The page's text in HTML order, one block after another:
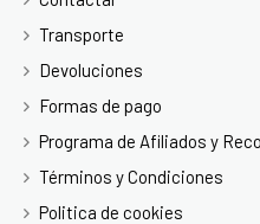
Transporte
Devoluciones
Formas de pago
Programa de Afiliados y
Términos y Condiciones
Politica de cookies